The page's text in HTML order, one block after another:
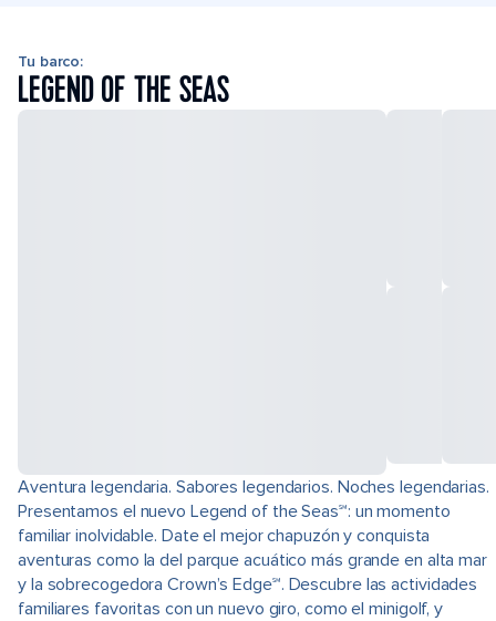
Tu barco:
LEGEND OF THE SEAS
Aventura legendaria. Sabores legendarios. Noches legendarias.
Presentamos el nuevo Legend of the Seas℠: un momento
familiar inolvidable. Date el mejor chapuzón y conquista
aventuras como la del parque acuático más grande en alta mar
y la sobrecogedora Crown’s Edge℠. Descubre las actividades
familiares favoritas con un nuevo giro, como el minigolf, y